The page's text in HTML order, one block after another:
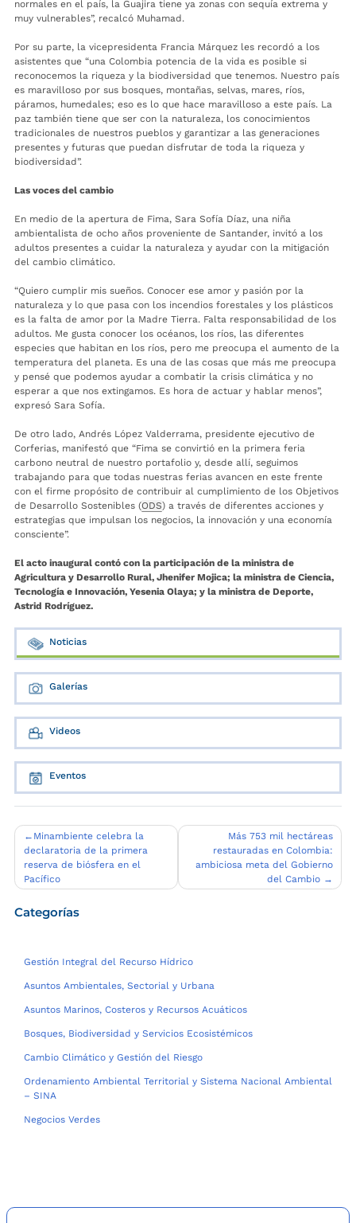
normales en el país, la Guajira tiene ya zonas con sequía extrema y
muy vulnerables”, recalcó Muhamad.
Por su parte, la vicepresidenta Francia Márquez les recordó a los
asistentes que “una Colombia potencia de la vida es posible si
reconocemos la riqueza y la biodiversidad que tenemos. Nuestro país
es maravilloso por sus bosques, montañas, selvas, mares, ríos,
páramos, humedales; eso es lo que hace maravilloso a este país. La
paz también tiene que ser con la naturaleza, los conocimientos
tradicionales de nuestros pueblos y garantizar a las generaciones
presentes y futuras que puedan disfrutar de toda la riqueza y
biodiversidad”.
Las voces del cambio
En medio de la apertura de Fima, Sara Sofía Díaz, una niña
ambientalista de ocho años proveniente de Santander, invitó a los
adultos presentes a cuidar la naturaleza y ayudar con la mitigación
del cambio climático.
“Quiero cumplir mis sueños. Conocer ese amor y pasión por la
naturaleza y lo que pasa con los incendios forestales y los plásticos
es la falta de amor por la Madre Tierra. Falta responsabilidad de los
adultos. Me gusta conocer los océanos, los ríos, las diferentes
especies que habitan en los ríos, pero me preocupa el aumento de la
temperatura del planeta. Es una de las cosas que más me preocupa
y pensé que podemos ayudar a combatir la crisis climática y no
esperar a que nos extingamos. Es hora de actuar y hablar menos”,
expresó Sara Sofía.
De otro lado, Andrés López Valderrama, presidente ejecutivo de
Corferias, manifestó que “Fima se convirtió en la primera feria
carbono neutral de nuestro portafolio y, desde allí, seguimos
trabajando para que todas nuestras ferias avancen en este frente
con el firme propósito de contribuir al cumplimiento de los Objetivos
de Desarrollo Sostenibles (ODS) a través de diferentes acciones y
estrategias que impulsan los negocios, la innovación y una economía
consciente”.
El acto inaugural contó con la participación de la ministra de
Agricultura y Desarrollo Rural, Jhenifer Mojica; la ministra de Ciencia,
Tecnología e Innovación, Yesenia Olaya; y la ministra de Deporte,
Astrid Rodríguez.
Noticias
Galerías
Videos
Eventos
Navegación
de
entradas
Minambiente celebra la
declaratoria de la primera
reserva de biósfera en el
Pacífico
Más 753 mil hectáreas
restauradas en Colombia:
ambiciosa meta del Gobierno
del Cambio
Categorías
Gestión Integral del Recurso Hídrico
Asuntos Ambientales, Sectorial y Urbana
Asuntos Marinos, Costeros y Recursos Acuáticos
Bosques, Biodiversidad y Servicios Ecosistémicos
Cambio Climático y Gestión del Riesgo
Ordenamiento Ambiental Territorial y Sistema Nacional Ambiental
– SINA
Negocios Verdes